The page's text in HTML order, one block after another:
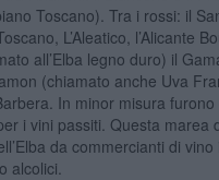
Toscano). Tra i rossi: il
L’Aleatico, l’Alicante
all’Elba legno duro) il
(chiamato anche Uva
In minor misura furono
i vini passiti. Questa marea
da commercianti di vino
alcolici.